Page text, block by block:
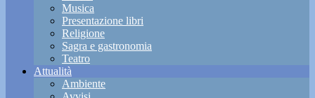
Musica
Presentazione libri
Religione
Sagra e gastronomia
Teatro
Attualità
Ambiente